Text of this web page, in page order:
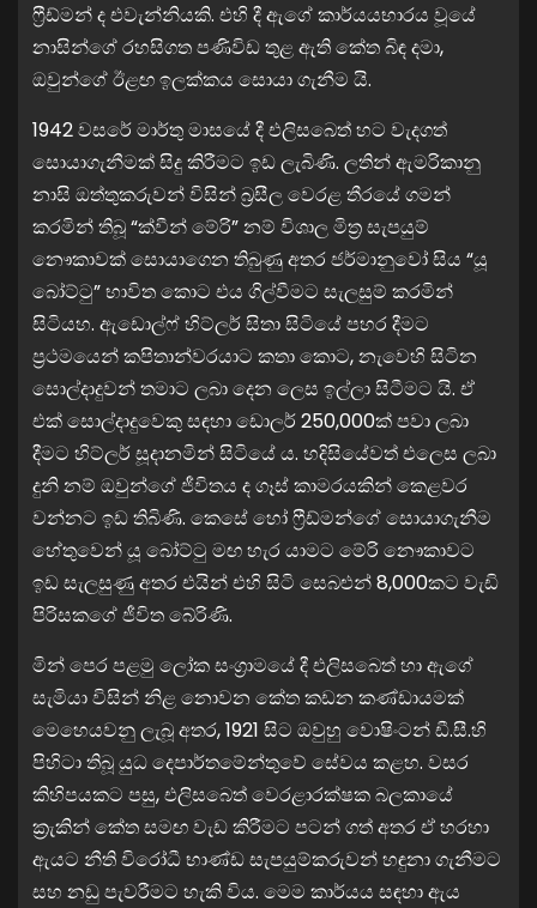
ෆ්‍රීඩ්මන් ද එවැන්නියකි. එහි දී ඇගේ කාර්යයභාරය වූයේ
නාසින්ගේ රහසිගත පණිවිඩ තුළ ඇති කේත බිඳ දමා,
ඔවුන්ගේ ඊළඟ ඉලක්කය සොයා ගැනීම යි.
1942 වසරේ මාර්තු මාසයේ දී එලිසබෙත් හට වැදගත්
සොයාගැනීමක් සිදු කිරීමට ඉඩ ලැබිණි. ලතින් ඇමරිකානු
නාසි ඔත්තුකරුවන් විසින් බ්‍රසීල වෙරළ තීරයේ ගමන්
කරමින් තිබූ “ක්වීන් මේරි” නම් විශාල මිත්‍ර සැපයුම්
නෞකාවක් සොයාගෙන තිබුණු අතර ජර්මානුවෝ සිය “යූ
බෝට්ටු” භාවිත කොට එය ගිල්වීමට සැලසුම් කරමින්
සිටියහ. ඇඩොල්ෆ් හිට්ලර් සිතා සිටියේ පහර දීමට
ප්‍රථමයෙන් කපිතාන්වරයාට කතා කොට, නැවෙහි සිටින
සොල්දාදුවන් තමාට ලබා දෙන ලෙස ඉල්ලා සිටීමට යි. ඒ
එක් සොල්දාදුවෙකු සඳහා ඩොලර් 250,000ක් පවා ලබා
දීමට හිට්ලර් සූදානමින් සිටියේ ය. හදිසියේවත් එලෙස ලබා
දුනි නම් ඔවුන්ගේ ජීවිතය ද ගෑස් කාමරයකින් කෙළවර
වන්නට ඉඩ තිබිණි. කෙසේ හෝ ෆ්‍රීඩ්මන්ගේ සොයාගැනීම
හේතුවෙන් යූ බෝට්ටු මඟ හැර යාමට මේරි නෞකාවට
ඉඩ සැලසුණු අතර එයින් එහි සිටි සෙබළුන් 8,000කට වැඩි
පිරිසකගේ ජීවිත බේරිණි.
මින් පෙර පළමු ලෝක සංග්‍රාමයේ දී එලිසබෙත් හා ඇගේ
සැමියා විසින් නිළ නොවන කේත කඩන කණ්ඩායමක්
මෙහෙයවනු ලැබූ අතර, 1921 සිට ඔවුහු වොෂිංටන් ඩී.සී.හි
පිහිටා තිබූ යුධ දෙපාර්තමේන්තුවේ සේවය කළහ. වසර
කිහිපයකට පසු, එලිසබෙත් වෙරළාරක්ෂක බලකායේ
ක්‍රැකින් කේත සමඟ වැඩ කිරීමට පටන් ගත් අතර ඒ හරහා
ඇයට නීති විරෝධී භාණ්ඩ සැපයුම්කරුවන් හඳුනා ගැනීමට
සහ නඩු පැවරීමට හැකි විය. මෙම කාර්යය සඳහා ඇය